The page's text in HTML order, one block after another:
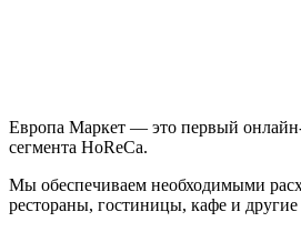
Европа Маркет — это первый
сегмента HoReCa.
Мы обеспечиваем необходимыми
рестораны, гостиницы, кафе и